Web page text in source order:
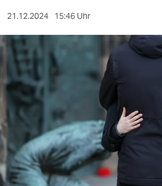
sport
berlin
nord
wahrheit
verlag
verlag
veranstaltungen
21.12.2024 15:46 Uhr